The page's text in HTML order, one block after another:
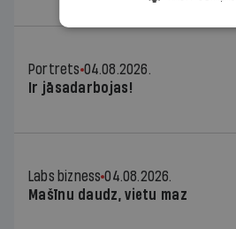
Portrets 04.08.2026.
Ir jāsadarbojas!
Labs bizness 04.08.2026.
Mašīnu daudz, vietu maz